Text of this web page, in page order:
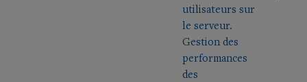
utilisateurs sur
le serveur.
Gestion des
performances
des